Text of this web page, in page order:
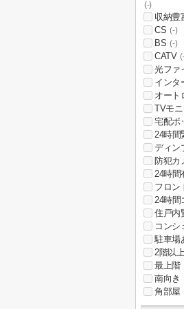
(-)
収納豊
CS (-)
BS (-)
CATV
光ファ
インタ
オート
TVモ
宅配ボ
24時間
ディン
防犯カ
24時間
フロン
24時間
住戸内
コンシ
駐車場
2階以
最上階
南向き
角部屋